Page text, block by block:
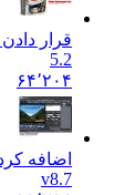
قرار
5.2
۶۴٬۲۰۴
اضافه
v8.7